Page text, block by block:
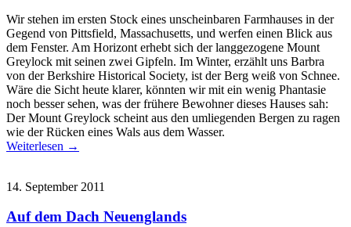
Wir stehen im ersten Stock eines unscheinbaren Farmhauses in der
Gegend von Pittsfield, Massachusetts, und werfen einen Blick aus
dem Fenster. Am Horizont erhebt sich der langgezogene Mount
Greylock mit seinen zwei Gipfeln. Im Winter, erzählt uns Barbra
von der Berkshire Historical Society, ist der Berg weiß von Schnee.
Wäre die Sicht heute klarer, könnten wir mit ein wenig Phantasie
noch besser sehen, was der frühere Bewohner dieses Hauses sah:
Der Mount Greylock scheint aus den umliegenden Bergen zu ragen
wie der Rücken eines Wals aus dem Wasser.
Weiterlesen →
14. September 2011
Auf dem Dach Neuenglands